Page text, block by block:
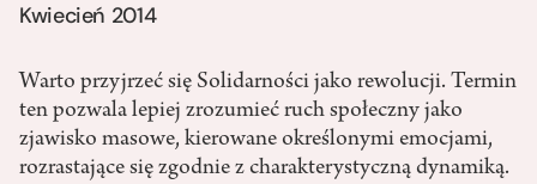
Kwiecień 2014
Warto przyjrzeć się Solidarności jako rewolucji. Termin
ten pozwala lepiej zrozumieć ruch społeczny jako
zjawisko masowe, kierowane określonymi emocjami,
rozrastające się zgodnie z charakterystyczną dynamiką.